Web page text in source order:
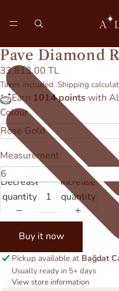
Pave Diamond
33,813.00 TL
Taxes included. Shipping
Earn 1014 pointswith
Colour
Measurement
Decrease
quantity
Increase
quantity
Buy it now
Pickup available at Bağdat
Usually ready in 5+ days
View store information